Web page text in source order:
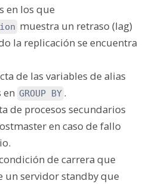
en los que
muestra un retraso (lag)
la replicación se encuentra
de las variables de alias
en GROUP BY .
de procesos secundarios
en caso de fallo
de carrera que
un servidor standby que